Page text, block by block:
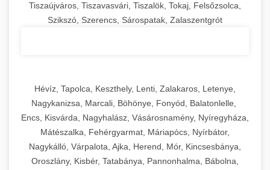
Tiszaújváros, Tiszavasvári, Tiszalök, Tokaj, Felsőzsolca,
Szikszó, Szerencs, Sárospatak, Zalaszentgrót
Hévíz, Tapolca, Keszthely, Lenti, Zalakaros, Letenye,
Nagykanizsa, Marcali, Böhönye, Fonyód, Balatonlelle,
Encs, Kisvárda, Nagyhalász, Vásárosnamény, Nyíregyháza,
Mátészalka, Fehérgyarmat, Máriapócs, Nyírbátor,
Nagykálló, Várpalota, Ajka, Herend, Mór, Kincsesbánya,
Oroszlány, Kisbér, Tatabánya, Pannonhalma, Bábolna,